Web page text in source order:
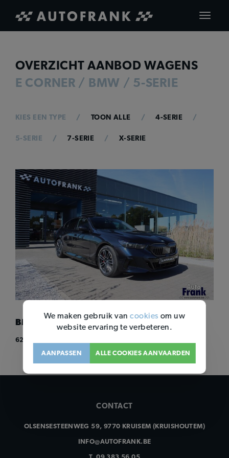
Toggle
OVERZICHT AANBOD WAGENS
E CORNER / BMW / 5-SERIE
KIES EEN TYPE TOON ALLE 4-SERIE
5-SERIE 7-SERIE X-SERIE
BMW I5 XDRIVE40 / M-SPORT / ...
62.950 EUR
CONTACT
OLSENSESTEENWEG 59, 9770 KRUISEM (KRUISHOUTEM)
INFO@AUTOFRANK.BE
We maken gebruik van cookies om uw
website ervaring te verbeteren.
AANPASSEN ALLE COOKIES AANVAARDEN